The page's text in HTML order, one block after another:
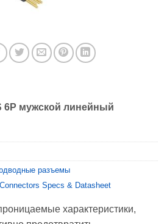
6P мужской линейный
разъемы
Specs & Datasheet
характеристики,